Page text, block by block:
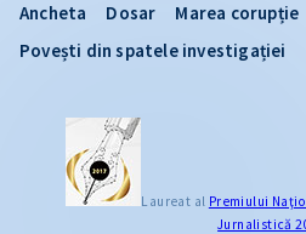
Ancheta Dosar
Marea corupție
Povești din spatele investigației
Laureat al Premiului
Jurnalistică